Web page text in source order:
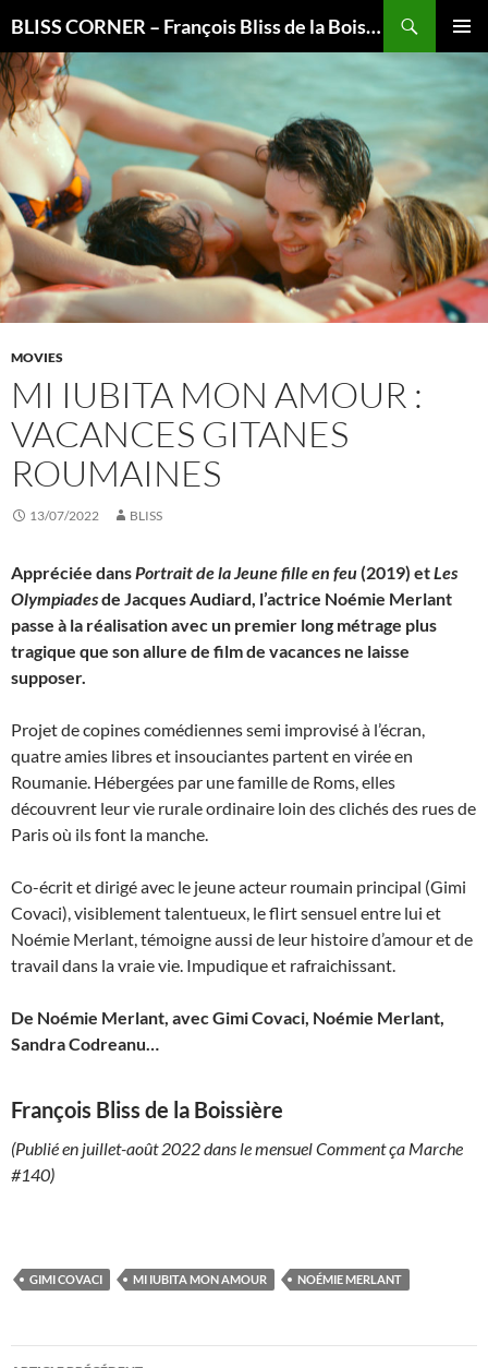
BLISS CORNER – François Bliss de la Boissière is here
AU
CONTENU
MOVIES
MI IUBITA MON AMOUR :
VACANCES GITANES
ROUMAINES
13/07/2022 BLISS
Appréciée dansPortrait de la Jeune fille en feu(2019) etLes
Olympiadesde Jacques Audiard, l’actrice Noémie Merlant
passe à la réalisation avec un premier long métrage plus
tragique que son allure de film de vacances ne laisse
supposer.
Projet de copines comédiennes semi improvisé à l’écran,
quatre amies libres et insouciantes partent en virée en
Roumanie. Hébergées par une famille de Roms, elles
découvrent leur vie rurale ordinaire loin des clichés des rues de
Paris où ils font la manche.
Co-écrit et dirigé avec le jeune acteur roumain principal (Gimi
Covaci), visiblement talentueux, le flirt sensuel entre lui et
Noémie Merlant, témoigne aussi de leur histoire d’amour et de
travail dans la vraie vie. Impudique et rafraichissant.
De Noémie Merlant, avec Gimi Covaci, Noémie Merlant,
Sandra Codreanu…
François Bliss de la Boissière
(Publié en juillet-août 2022 dans le mensuel Comment ça Marche
#140)
GIMI COVACI MI IUBITA MON AMOUR NOÉMIE MERLANT